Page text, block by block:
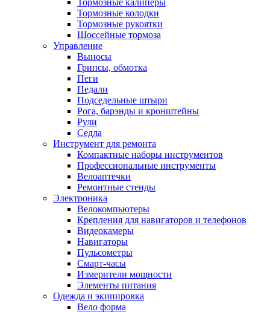
Тормозные колодки
Тормозные рукоятки
Шоссейные тормоза
Управление
Выносы
Грипсы, обмотка
Пеги
Педали
Подседельные штыри
Рога, барэнды и кронштейны
Рули
Седла
Инструмент для ремонта
Компактные наборы инструментов
Профессиональные инструменты
Велоаптечки
Ремонтные стенды
Электроника
Велокомпьютеры
Крепления для навигаторов и телефонов
Видеокамеры
Навигаторы
Пульсометры
Смарт-часы
Измерители мощности
Элементы питания
Одежда и экипировка
Вело форма